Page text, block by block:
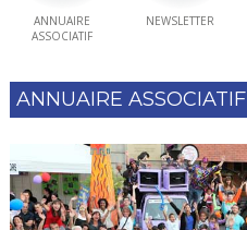
ANNUAIRE
ASSOCIATIF
NEWSLETTER
ANNUAIRE ASSOCIATIF